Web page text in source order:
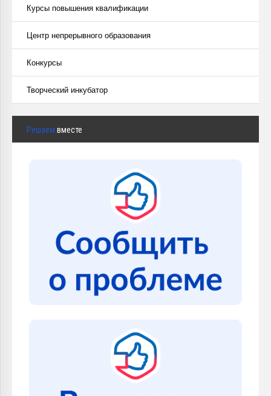
Курсы повышения квалификации
Центр непрерывного образования
Конкурсы
Творческий инкубатор
Решаем вместе